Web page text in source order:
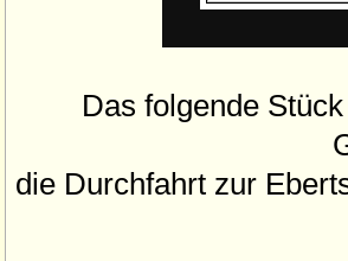
Das folgende
die Durchfahrt zur